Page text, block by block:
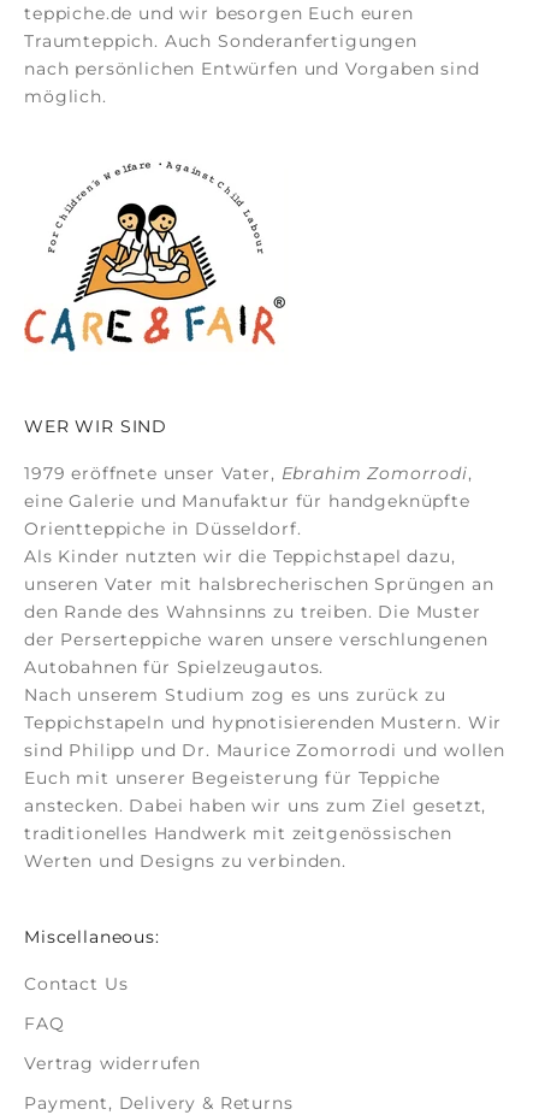
teppiche.de und wir besorgen Euch euren
Traumteppich. Auch Sonderanfertigungen
nach persönlichen Entwürfen und Vorgaben sind
möglich.
WER WIR SIND
1979 eröffnete unser Vater, Ebrahim Zomorrodi,
eine Galerie und Manufaktur für handgeknüpfte
Orientteppiche in Düsseldorf.
Als Kinder nutzten wir die Teppichstapel dazu,
unseren Vater mit halsbrecherischen Sprüngen an
den Rande des Wahnsinns zu treiben. Die Muster
der Perserteppiche waren unsere verschlungenen
Autobahnen für Spielzeugautos.
Nach unserem Studium zog es uns zurück zu
Teppichstapeln und hypnotisierenden Mustern. Wir
sind Philipp und Dr. Maurice Zomorrodi und wollen
Euch mit unserer Begeisterung für Teppiche
anstecken. Dabei haben wir uns zum Ziel gesetzt,
traditionelles Handwerk mit zeitgenössischen
Werten und Designs zu verbinden.
Miscellaneous:
Contact Us
FAQ
Vertrag widerrufen
Payment, Delivery & Returns